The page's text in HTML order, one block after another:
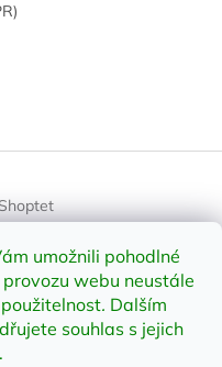
umožnili pohodlné
webu neustále
. Dalším
souhlas s jejich
.
. Všechna práva vyhrazena.
cookies